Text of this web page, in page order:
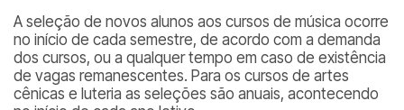
A seleção de novos alunos aos cursos de música ocorre
no início de cada semestre, de acordo com a demanda
dos cursos, ou a qualquer tempo em caso de existência
de vagas remanescentes. Para os cursos de artes
cênicas e luteria as seleções são anuais, acontecendo